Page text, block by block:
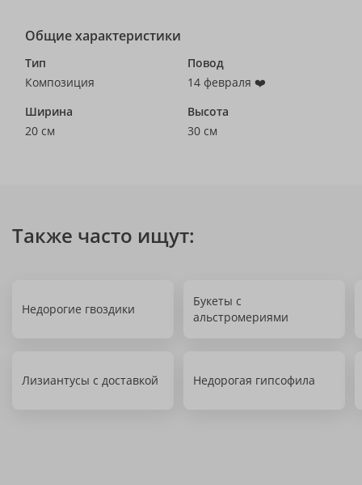
Общие характеристики
Тип
Композиция
Повод
14 февраля ❤️
Ширина
20 см
Высота
30 см
Также часто ищут:
Недорогие гвоздики
Букеты с
альстромериями
Лизиантусы с доставкой Недорогая гипсофила